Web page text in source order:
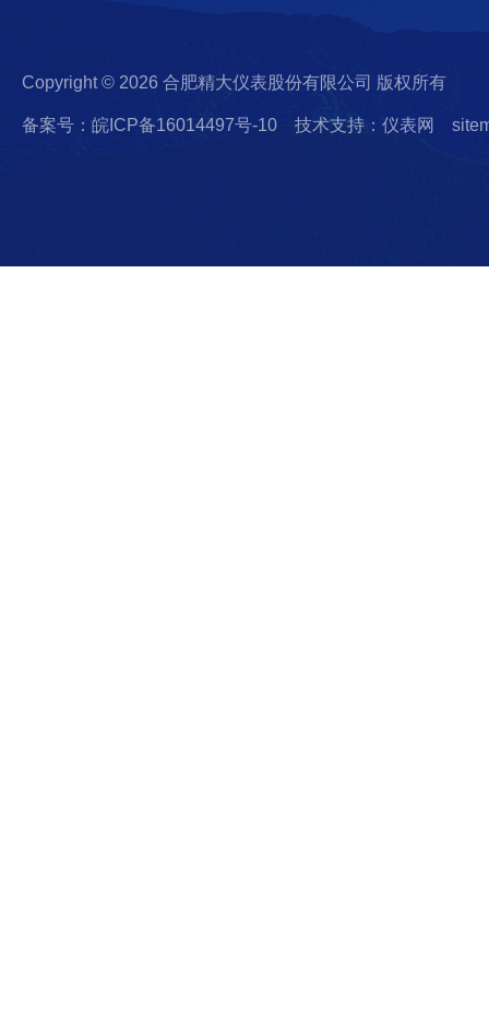
Copyright © 2026 合肥精大仪表股份有限公司 版权所有
备案号：皖ICP备16014497号-10 技术支持：仪表网